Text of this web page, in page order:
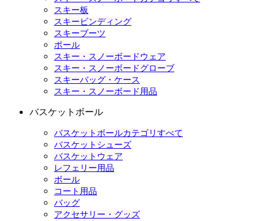
スキー板
スキービンディング
スキーブーツ
ポール
スキー・スノーボードウェア
スキー・スノーボードグローブ
スキーバッグ・ケース
スキー・スノーボード用品
バスケットボール
バスケットボールカテゴリすべて
バスケットシューズ
バスケットウェア
レフェリー用品
ボール
コート用品
バッグ
アクセサリー・グッズ